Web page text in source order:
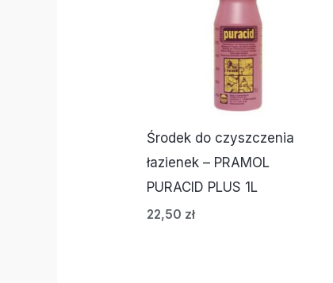
Środek do czyszczenia
łazienek – PRAMOL
PURACID PLUS 1L
22,50 zł